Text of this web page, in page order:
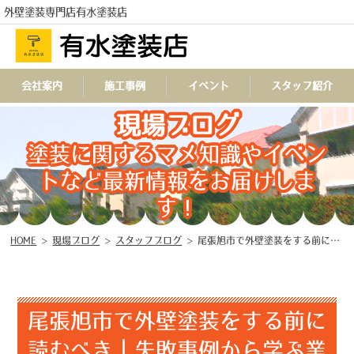
外壁塗装専門店有水塗装店
TEL
会社案内 施工事例 イベント スタッフ紹介
現場ブログ
塗装に関するマメ知識やイベン
トなど最新情報をお届けしま
す！
HOME >現場ブログ > スタッフブログ > 尾張旭市で外壁塗装をする前に読むべき｜失敗事例から学ぶ業者選び
尾張旭市で外壁塗装をする前に